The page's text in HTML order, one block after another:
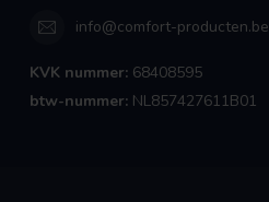
info@comfort-producten.be
KVK nummer: 68408595
btw-nummer: NL857427611B01